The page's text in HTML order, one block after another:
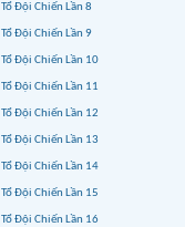
Tổ Đội Chiến Lần 8
Tổ Đội Chiến Lần 9
Tổ Đội Chiến Lần 10
Tổ Đội Chiến Lần 11
Tổ Đội Chiến Lần 12
Tổ Đội Chiến Lần 13
Tổ Đội Chiến Lần 14
Tổ Đội Chiến Lần 15
Tổ Đội Chiến Lần 16